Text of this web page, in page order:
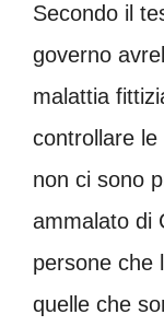
Secondo il
governo
malattia
controllare
non ci sono
ammalato di
persone che
quelle che